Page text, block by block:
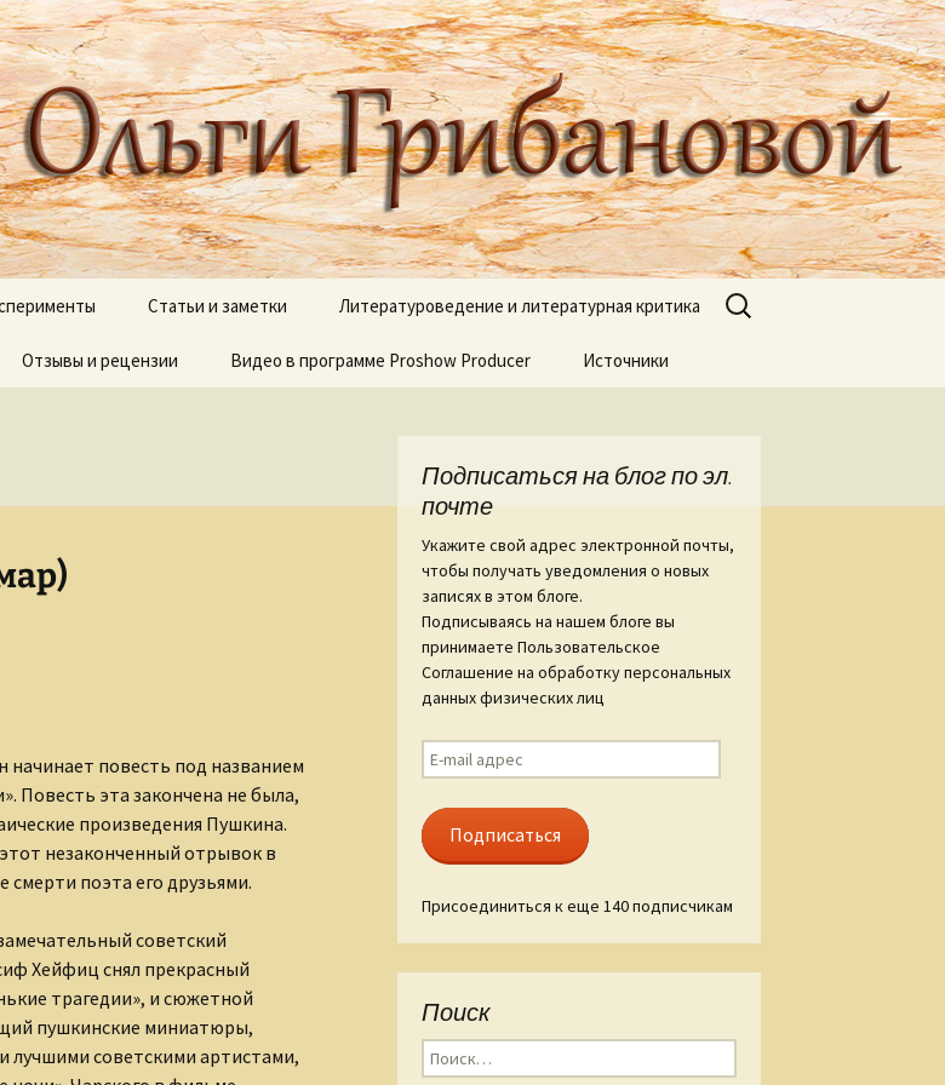
публициста, литературоведа Ольги Грибановой
Статьи и заметки
Блестящий XVIII век
Кино и его звезды
Легенды о чудовищах
Мастера
Мир Древнего Египта
Музыка и музыканты
Литературоведение и литературная критика
В дебрях книжных
Псалмы Веры Горт
Палитра нашей речи
По следам «Слова о
полку Игореве»
Слагаемые стиха
Отзывы и рецензии Видео в программе Proshow Producer Источники
Найти:
начинает повесть под названием
Повесть эта закончена не была,
произведения Пушкина.
незаконченный отрывок в
смерти поэта его друзьями.
советский
Хейфиц снял прекрасный
трагедии», и сюжетной
пушкинские миниатюры,
лучшими советскими артистами,
Подписаться на блог по эл.
почте
Укажите свой адрес электронной почты,
чтобы получать уведомления о новых
записях в этом блоге.
Подписываясь на нашем блоге вы
принимаете Пользовательское
Соглашение на обработку персональных
данных физических лиц
E-
mail
Подписаться
Присоединиться к еще 140 подписчикам
Поиск
Найти: